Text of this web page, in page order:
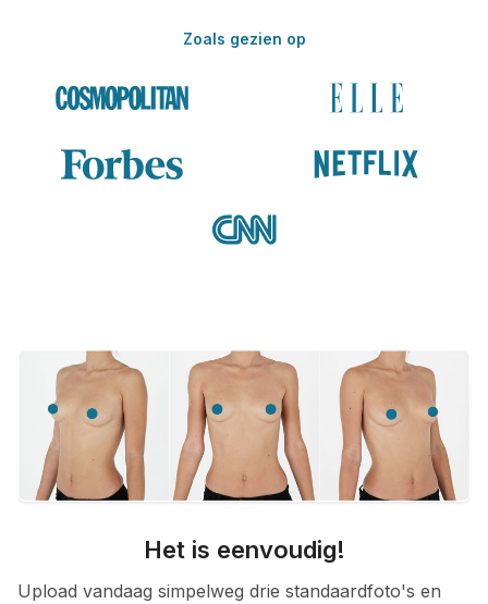
Zoals gezien op
Het is eenvoudig!
Upload vandaag simpelweg drie standaardfoto's en